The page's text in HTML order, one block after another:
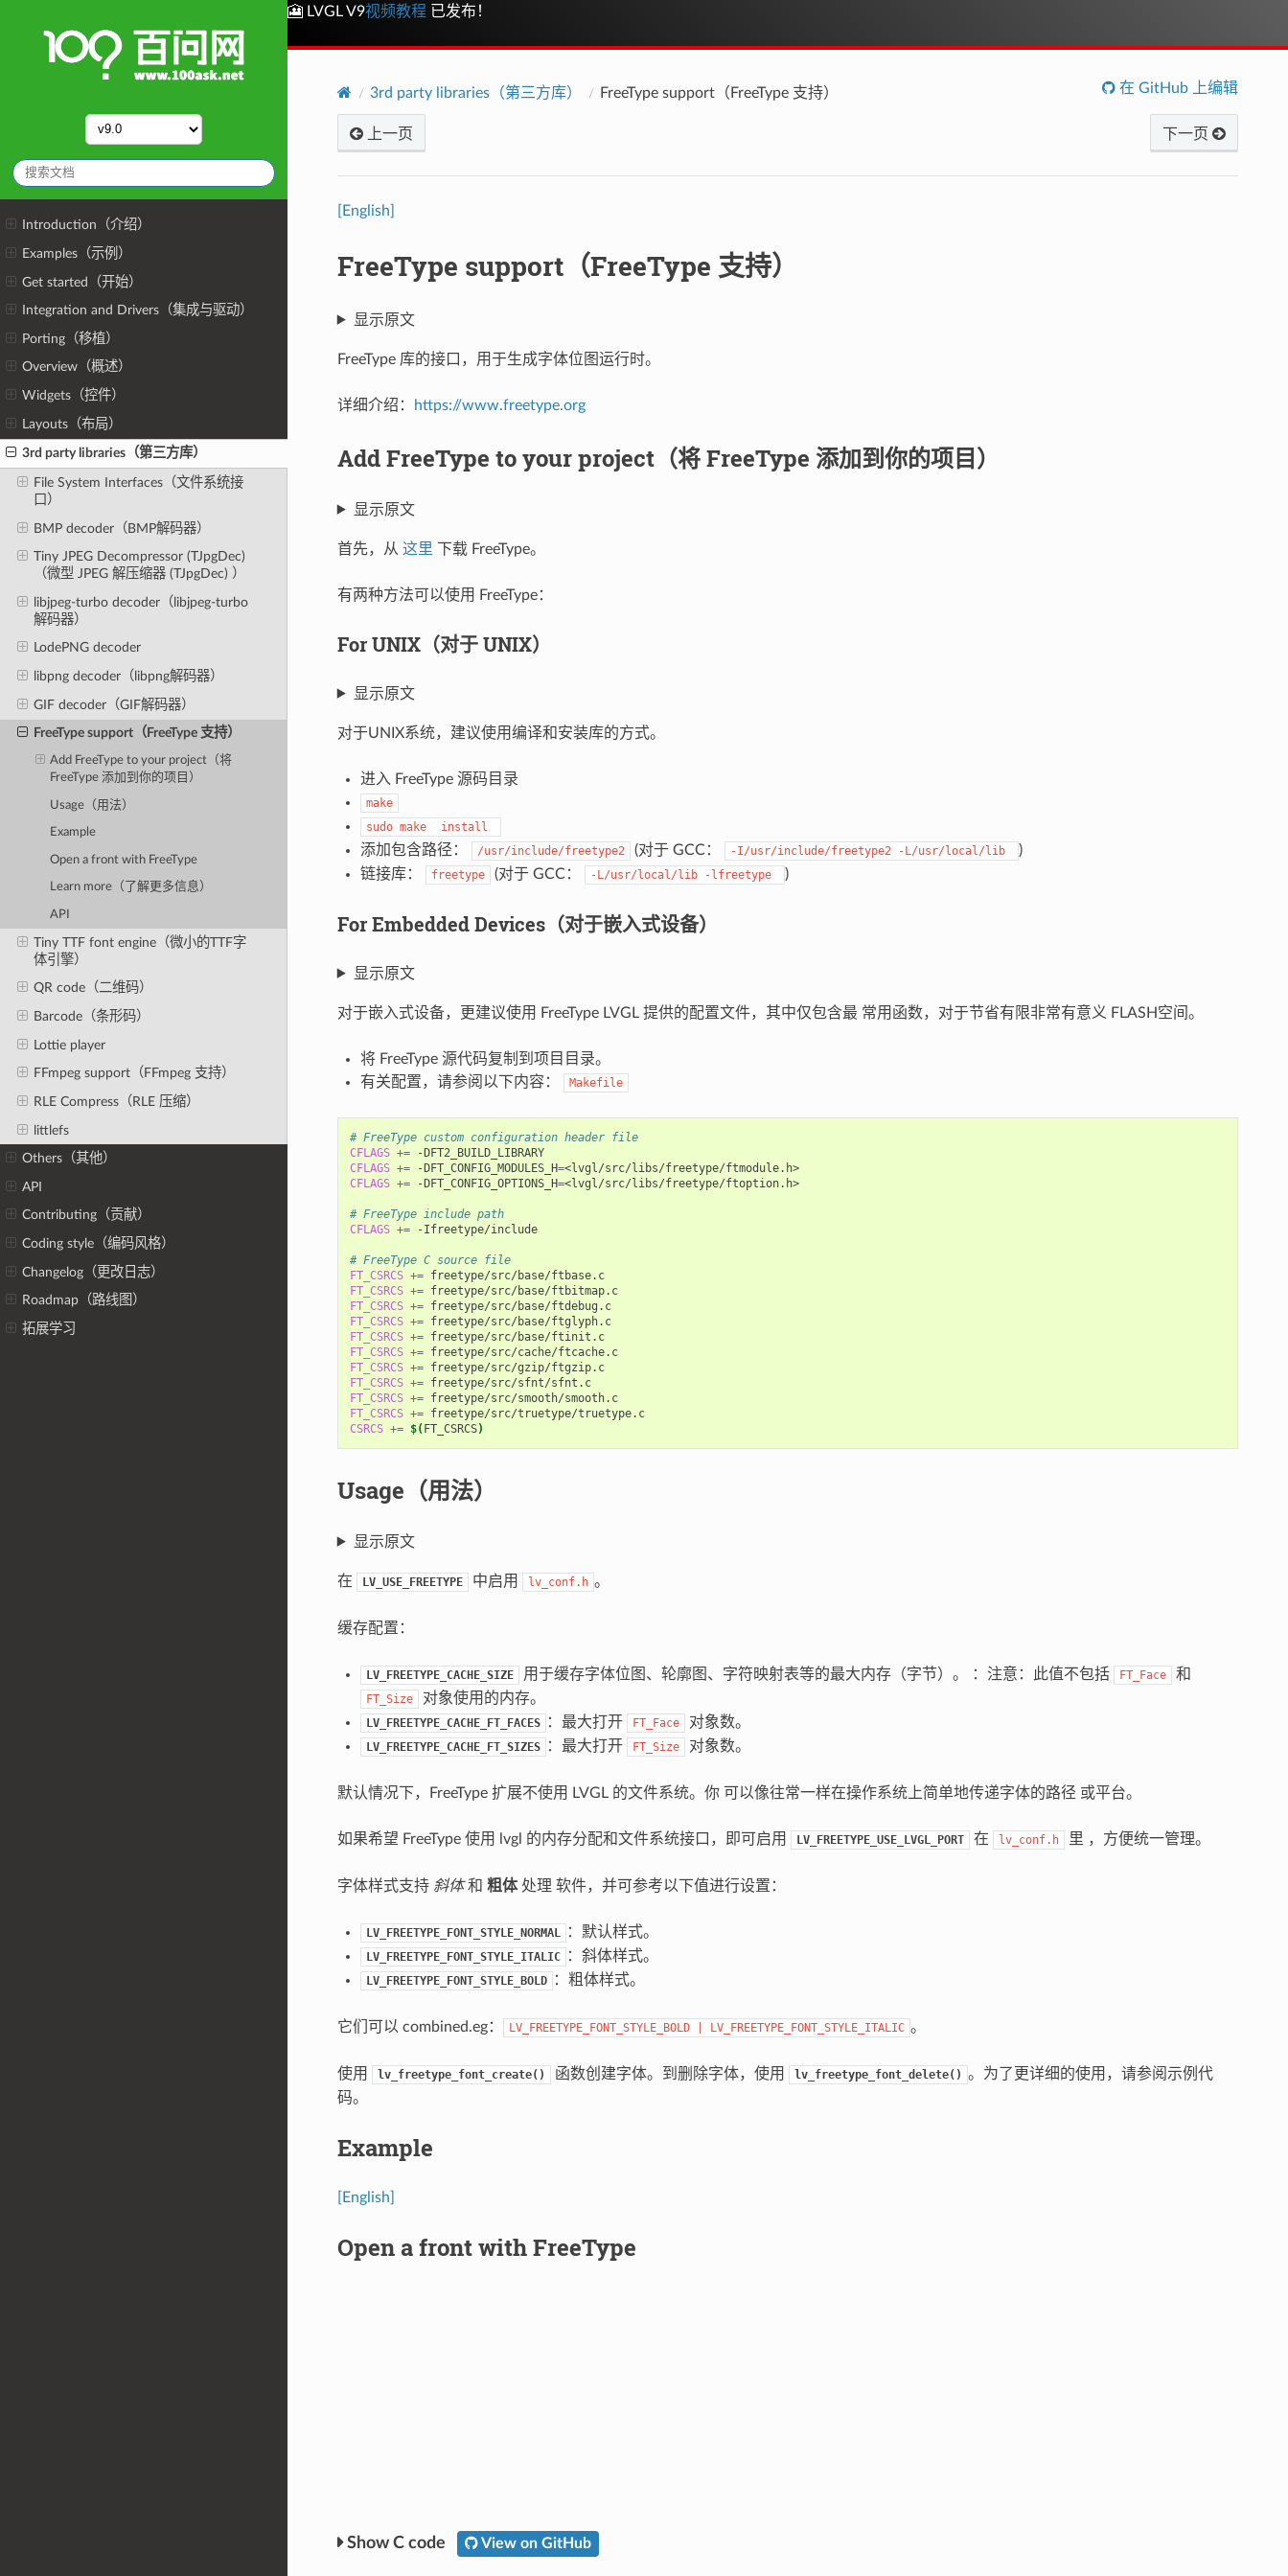
Introduction（介绍）
Examples（示例）
Get started（开始）
Integration and Drivers（集成与驱动）
Porting（移植）
Overview（概述）
Widgets（控件）
Layouts（布局）
3rd party libraries（第三方库）
File System Interfaces（文件系统接
口）
BMP decoder（BMP解码器）
Tiny JPEG Decompressor (TJpgDec)
（微型 JPEG 解压缩器 (TJpgDec) ）
libjpeg-turbo decoder（libjpeg-turbo
解码器）
LodePNG decoder
libpng decoder（libpng解码器）
GIF decoder（GIF解码器）
FreeType support（FreeType 支持）
Add FreeType to your project（将
FreeType 添加到你的项目）
Usage（用法）
Example
Open a front with FreeType
Learn more（了解更多信息）
API
Tiny TTF font engine（微小的TTF字
体引擎）
QR code（二维码）
Barcode（条形码）
Lottie player
FFmpeg support（FFmpeg 支持）
RLE Compress（RLE 压缩）
littlefs
Others（其他）
API
Contributing（贡献）
Coding style（编码风格）
Changelog（更改日志）
Roadmap（路线图）
拓展学习
🎦 LVGL V9视频教程 已发布！
3rd party libraries（第三方库） FreeType support（FreeType 支持） 在 GitHub 上编辑
上一页 下一页
[English]
FreeType support（FreeType 支持）
显示原文
FreeType 库的接口，用于生成字体位图运行时。
详细介绍： https://www.freetype.org
Add FreeType to your project（将 FreeType 添加到你的项目）
显示原文
首先，从 这里 下载 FreeType。
有两种方法可以使用 FreeType：
For UNIX（对于 UNIX）
显示原文
对于UNIX系统，建议使用编译和安装库的方式。
进入 FreeType 源码目录
make
sudo make install
添加包含路径： /usr/include/freetype2 (对于 GCC： -I/usr/include/freetype2 -L/usr/local/lib
)
链接库：
freetype (对于 GCC： -L/usr/local/lib -lfreetype )
For Embedded Devices（对于嵌入式设备）
显示原文
对于嵌入式设备，更建议使用 FreeType LVGL 提供的配置文件，其中仅包含最 常用函数，对于节省有限非常有意义 FLASH空间。
将 FreeType 源代码复制到项目目录。
有关配置，请参阅以下内容：
Makefile
# FreeType custom configuration header file
CFLAGS +=
-DFT2_BUILD_LIBRARY
CFLAGS += -DFT_CONFIG_MODULES_H=
<lvgl/src/libs/freetype/ftmodule.h>
CFLAGS += -DFT_CONFIG_OPTIONS_H=<lvgl/src/libs/freetype/ftoption.h>
# FreeType include path
CFLAGS += -Ifreetype/include
# FreeType C source file
FT_CSRCS +=
freetype/src/base/ftbase.c
FT_CSRCS +=
freetype/src/base/ftbitmap.c
FT_CSRCS +=
freetype/src/base/ftdebug.c
FT_CSRCS +=
freetype/src/base/ftglyph.c
FT_CSRCS +=
freetype/src/base/ftinit.c
FT_CSRCS +=
freetype/src/cache/ftcache.c
FT_CSRCS +=
freetype/src/gzip/ftgzip.c
FT_CSRCS +=
freetype/src/sfnt/sfnt.c
FT_CSRCS +=
freetype/src/smooth/smooth.c
FT_CSRCS +=
freetype/src/truetype/truetype.c
CSRCS += $(FT_CSRCS)
Usage（用法）
显示原文
在 LV_USE_FREETYPE 中启用 lv_conf.h 。
缓存配置：
LV_FREETYPE_CACHE_SIZE 用于缓存字体位图、轮廓图、字符映射表等的最大内存（字节）。 ：注意：此值不包括 FT_Face 和
FT_Size 对象使用的内存。
LV_FREETYPE_CACHE_FT_FACES ：最大打开 FT_Face 对象数。
LV_FREETYPE_CACHE_FT_SIZES ：最大打开 FT_Size 对象数。
默认情况下，FreeType 扩展不使用 LVGL 的文件系统。你 可以像往常一样在操作系统上简单地传递字体的路径 或平台。
如果希望 FreeType 使用 lvgl 的内存分配和文件系统接口，即可启用 LV_FREETYPE_USE_LVGL_PORT 在 lv_conf.h 里 ，方便统一管理。
字体样式支持 斜体和 粗体处理 软件，并可参考以下值进行设置：
LV_FREETYPE_FONT_STYLE_NORMAL ：默认样式。
LV_FREETYPE_FONT_STYLE_ITALIC ：斜体样式。
LV_FREETYPE_FONT_STYLE_BOLD ：粗体样式。
它们可以 combined.eg： LV_FREETYPE_FONT_STYLE_BOLD LV_FREETYPE_FONT_STYLE_ITALIC 。
使用 lv_freetype_font_create() 函数创建字体。到删除字体，使用 lv_freetype_font_delete() 。为了更详细的使用，请参阅示例代
码。
Example
[English]
Open a front with FreeType
C code View on GitHub